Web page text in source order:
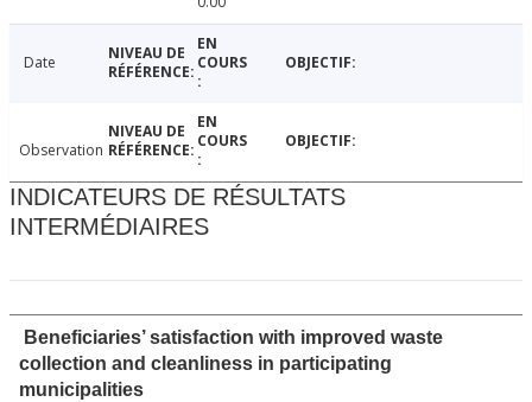
Date
Observation
INDICATEURS DE RÉSULTATS
INTERMÉDIAIRES
Beneficiaries’ satisfaction with improved waste
collection and cleanliness in participating
municipalities